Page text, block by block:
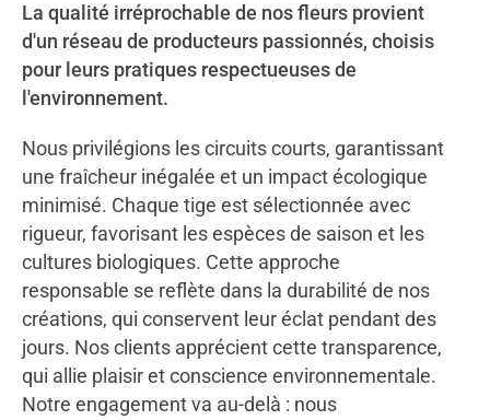
La qualité irréprochable de nos fleurs provient
d'un réseau de producteurs passionnés, choisis
pour leurs pratiques respectueuses de
l'environnement.
Nous privilégions les circuits courts, garantissant
une fraîcheur inégalée et un impact écologique
minimisé. Chaque tige est sélectionnée avec
rigueur, favorisant les espèces de saison et les
cultures biologiques. Cette approche
responsable se reflète dans la durabilité de nos
créations, qui conservent leur éclat pendant des
jours. Nos clients apprécient cette transparence,
qui allie plaisir et conscience environnementale.
Notre engagement va au-delà : nous